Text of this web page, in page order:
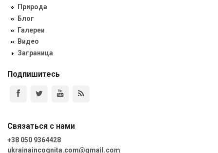
Природа
Блог
Галереи
Видео
Заграница
Подпишитесь
Связаться с нами
+38 050 9364428
ukrainaincognita.com@gmail.com